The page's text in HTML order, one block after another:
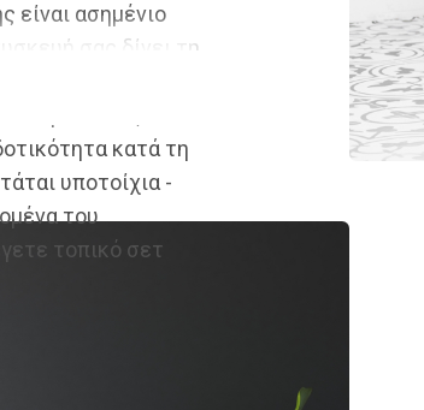
είναι ασημένιο
σας δίνει τη
που
κατά τη
υποτοίχια -
του
τοπικό σετ